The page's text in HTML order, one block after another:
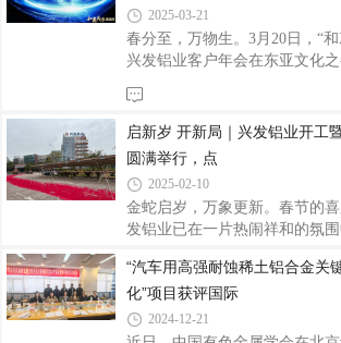
一步巩固行业领先地位。主业优
聚焦建筑铝型材核心主业，通过
化布局双轮驱动，显著提升主
17.7%，创下历史新高。在智能
完成浙江湖州项目建设，生产
2025-03-21
春分至，万物生。3月20日，“
兴发铝业客户年会在东亚文化
庆、公司领导班子成员、特邀嘉
作伙伴以及兴发铝业的同仁们
展规划，共同见证荣耀时刻，齐
启新岁 开新局｜兴发铝业开工
圆满举行，点
2025-02-10
金蛇启岁，万象更新。春节的
发铝业已在一片热闹祥和的氛
着喜庆的气息，以满满的仪式
程。鞭炮齐鸣启新程开工现场，
一场燃放鞭炮仪式正式拉开了新
着开工吉时的临近，公司员工
“汽车用高强耐蚀稀土铝合金关
化”项目获评国际
2024-12-21